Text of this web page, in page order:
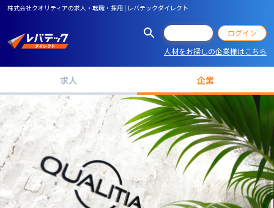
株式会社クオリティアの求人・転職・採用 | レバテックダイレクト
ログイン
人材をお探しの企業様はこちら
求人 企業